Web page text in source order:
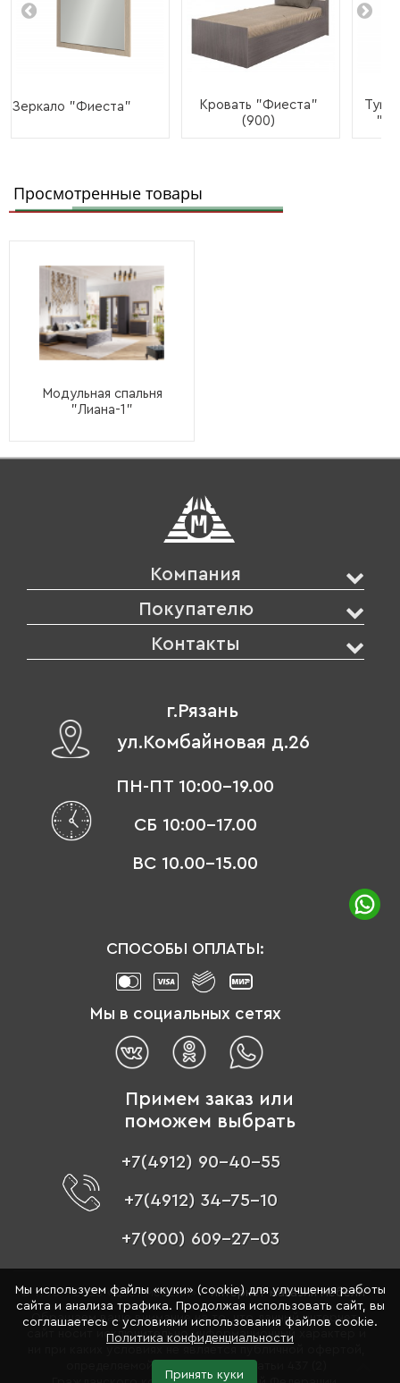
Зеркало "Фиеста"
Кровать "Фиеста"
(900)
Просмотренные товары
Модульная спальня
"Лиана-1"
Компания
Покупателю
Контакты
г.Рязань
ул.Комбайновая д.26
ПН-ПТ 10:00-19.00
СБ 10:00-17.00
ВС 10.00-15.00
СПОСОБЫ ОПЛАТЫ:
Мы в социальных сетях
Примем заказ или
поможем выбрать
+7(4912) 90-40-55
+7(4912) 34-75-10
+7(900) 609-27-03
© 1996 - 2026 «Цвет мебели» –интернет-магазин мебели
Обращаем ваше внимание на то, что данный интернет-
сайт носит исключительно информационный характер и
определяемой положениями Статьи 437 (2)
Мы используем файлы «куки» (cookie) для улучшения работы
сайта и анализа трафика. Продолжая использовать сайт, вы
соглашаетесь с условиями использования файлов cookie.
Политика конфиденциальности
Принять куки